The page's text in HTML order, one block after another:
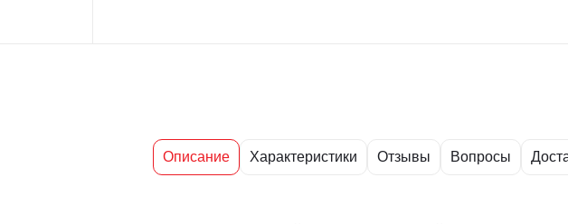
Описание Характеристики Отзывы Вопросы